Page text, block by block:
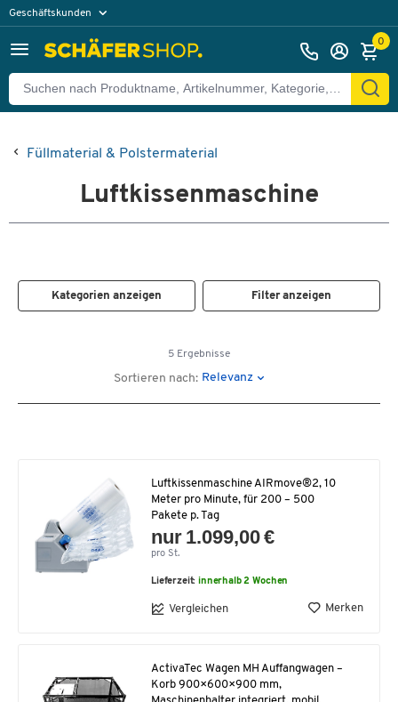
Geschäftskunden
0
Füllmaterial & Polstermaterial
Luftkissenmaschine
Kategorien anzeigen Filter anzeigen
5 Ergebnisse
Sortieren nach: Relevanz
Luftkissenmaschine AIRmove®2, 10
Meter pro Minute, für 200 – 500
Pakete p. Tag
nur 1.099,00 €
pro St.
Lieferzeit:innerhalb 2 Wochen
Vergleichen Merken
ActivaTec Wagen MH Auffangwagen –
Korb 900×600×900 mm,